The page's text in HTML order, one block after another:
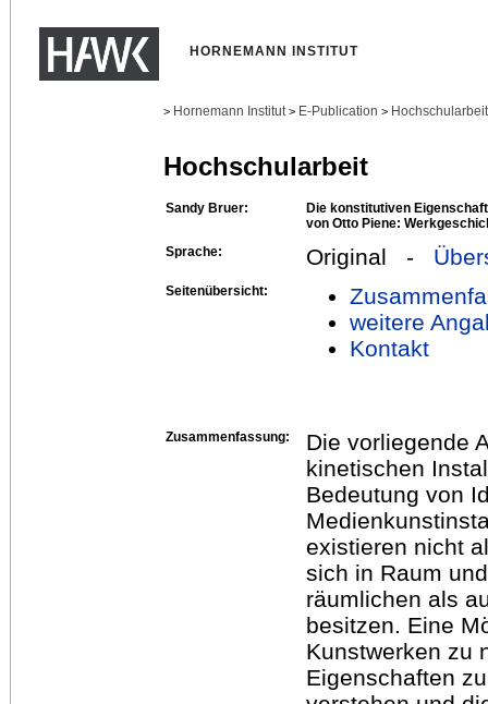
HORNEMANN INSTITUT
> Hornemann Institut > E-Publication >
Hochschularbeit
Sandy Bruer:
Die konstitutiven
von Otto Piene:
Sprache:
Original -
Seitenübersicht:
weitere
Kontakt
Zusammenfassung:
Die vorliegende
kinetischen
Bedeutung von
existieren nicht
sich in Raum
räumlichen als
besitzen. Eine
Kunstwerken zu
Eigenschaften